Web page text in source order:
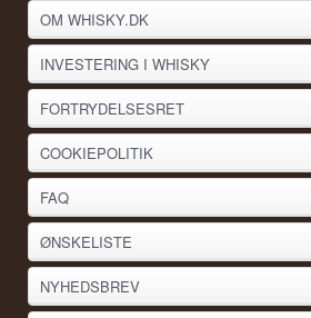
OM WHISKY.DK
INVESTERING I WHISKY
FORTRYDELSESRET
COOKIEPOLITIK
FAQ
ØNSKELISTE
NYHEDSBREV